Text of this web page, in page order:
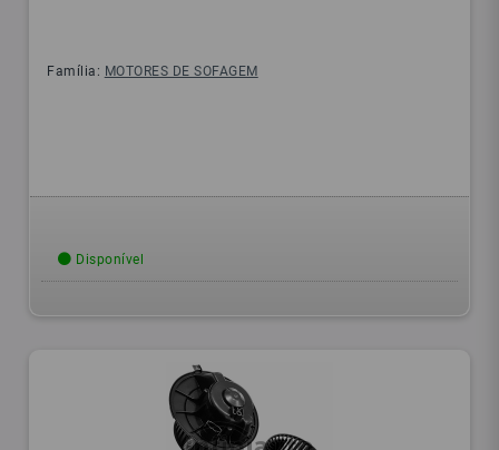
Família: MOTORES DE SOFAGEM
Disponível